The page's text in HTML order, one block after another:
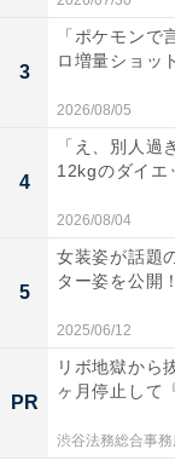
3
「ポケモンで
ロ増量ショッ
2026/08/05
4
「え、別人過
12kgのダイエ
2026/08/04
5
女装姿が話題
ター姿を公開
2025/06/12
PR
リボ地獄から
ヶ月停止して
渋谷法務総合事